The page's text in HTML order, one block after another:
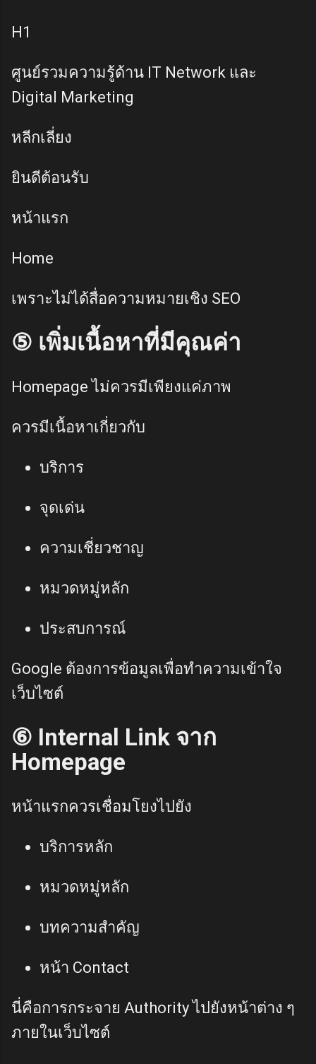
H1
ศูนย์รวมความรู้ด้าน IT Network และ
Digital Marketing
หลีกเลี่ยง
ยินดีต้อนรับ
หน้าแรก
Home
เพราะไม่ได้สื่อความหมายเชิง SEO
⑤ เพิ่มเนื้อหาที่มีคุณค่า
Homepage ไม่ควรมีเพียงแค่ภาพ
ควรมีเนื้อหาเกี่ยวกับ
บริการ
จุดเด่น
ความเชี่ยวชาญ
หมวดหมู่หลัก
ประสบการณ์
Google ต้องการข้อมูลเพื่อทำความเข้าใจ
เว็บไซต์
⑥ Internal Link จาก
Homepage
หน้าแรกควรเชื่อมโยงไปยัง
บริการหลัก
หมวดหมู่หลัก
บทความสำคัญ
หน้า Contact
นี่คือการกระจาย Authority ไปยังหน้าต่าง ๆ
ภายในเว็บไซต์